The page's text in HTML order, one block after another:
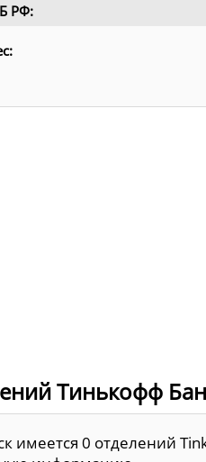
РФ:
Тинькофф
имеется 0 отделений